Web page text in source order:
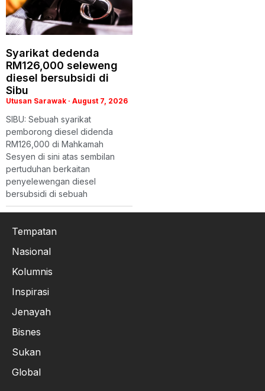
Syarikat dedenda
RM126,000 seleweng
diesel bersubsidi di
Sibu
Utusan Sarawak August 7, 2026
SIBU: Sebuah syarikat
pemborong diesel didenda
RM126,000 di Mahkamah
Sesyen di sini atas sembilan
pertuduhan berkaitan
penyelewengan diesel
bersubsidi di sebuah
Tempatan
Nasional
Kolumnis
Inspirasi
Jenayah
Bisnes
Sukan
Global